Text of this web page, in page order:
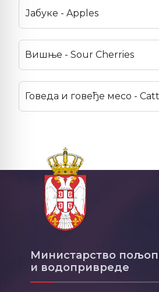
Јабуке - Apples
Вишње - Sour Cherries
Говеда и говеђе месо -
Министарство
и водопривреде